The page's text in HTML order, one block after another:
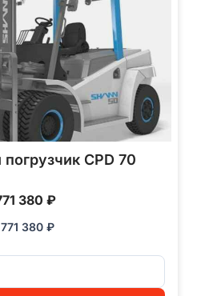
CPD 70
380 ₽
380 ₽